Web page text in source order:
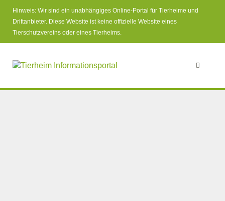
Hinweis: Wir sind ein unabhängiges Online-Portal für Tierheime und
Drittanbieter. Diese Website ist keine offizielle Website eines
Tierschutzvereins oder eines Tierheims.